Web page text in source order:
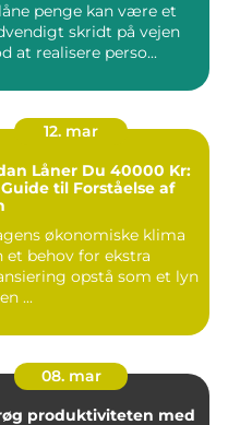
penge kan være et
skridt på vejen
at realisere perso...
12. mar
Låner Du 40000 Kr:
til Forståelse af
økonomiske klima
et behov for ekstra
opstå som et lyn
...
08. mar
produktiviteten med